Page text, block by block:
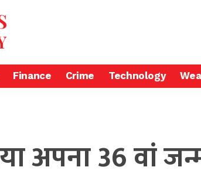
Finance Crime Technology
अपना 36 वां